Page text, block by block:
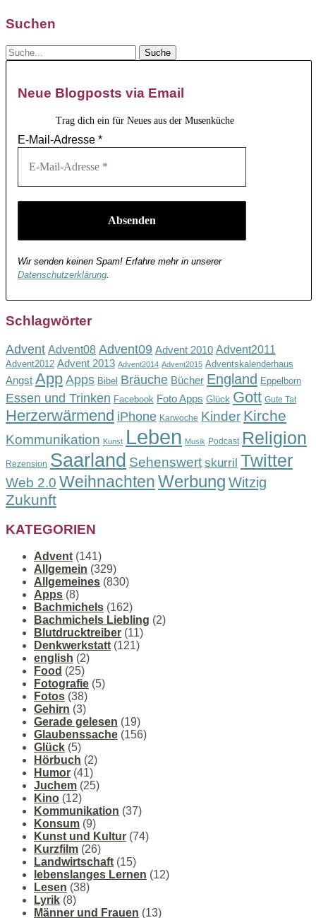
Suchen
Neue Blogposts via Email
Trag dich ein für Neues aus der Musenküche
E-Mail-Adresse *
Wir senden keinen Spam! Erfahre mehr in unserer
Datenschutzerklärung
Schlagwörter
Advent Advent08 Advent09 Advent 2010 Advent2011
Advent2012 Advent 2013 Advent2014 Advent2015 Adventskalenderhaus
Angst App Apps Bibel Bräuche Bücher England Eppelborn
Essen und Trinken Facebook Foto Apps Glück Gott Gute Tat
Herzerwärmend iPhone Karwoche Kinder Kirche
Kommunikation Kunst Leben Musik Podcast Religion
Rezension Saarland Sehenswert skurril Twitter
Web 2.0 WeihnachtenWerbung Witzig
Zukunft
KATEGORIEN
Advent (141)
Allgemein (329)
Allgemeines (830)
Apps (8)
Bachmichels (162)
Bachmichels Liebling (2)
Blutdrucktreiber (11)
Denkwerkstatt (121)
english (2)
Food (25)
Fotografie (5)
Fotos (38)
Gehirn (3)
Gerade gelesen (19)
Glaubenssache (156)
Glück (5)
Hörbuch (2)
Humor (41)
Juchem (25)
Kino (12)
Kommunikation (37)
Konsum (9)
Kunst und Kultur (74)
Kurzfilm (26)
Landwirtschaft (15)
lebenslanges Lernen (12)
Lesen (38)
Lyrik (8)
Männer und Frauen (13)